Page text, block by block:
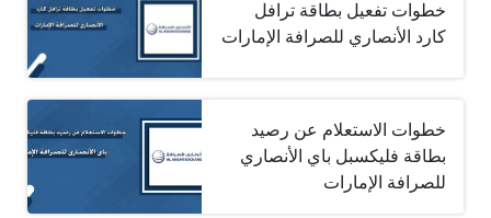
خطوات تفعيل بطاقة ترافل
كارد الأنصاري للصرافة الإمارات
خطوات الاستعلام عن رصيد
بطاقة فليكسبل باي الأنصاري
للصرافة الإمارات